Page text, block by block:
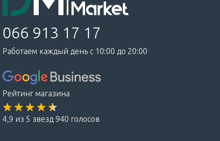
066 913 17 17
Работаем каждый день с 10:00 до 20:00
Рейтинг магазина
4,9 из 5 звезд 940 голосов